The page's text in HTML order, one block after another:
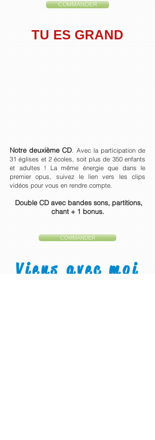
COMMANDER
TU ES GRAND
Notre deuxième CD. Avec la participation de
31 églises et 2 écoles, soit plus de 350 enfants
et adultes ! La même énergie que dans le
premier opus, suivez le lien vers les clips
vidéos pour vous en rendre compte.
Double CD avec bandes sons, partitions,
chant + 1 bonus.
COMMANDER
Viens avec moi